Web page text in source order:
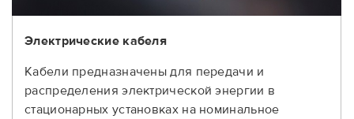
Электрические кабеля
Кабели предназначены для передачи и
распределения электрической энергии в
стационарных установках на номинальное